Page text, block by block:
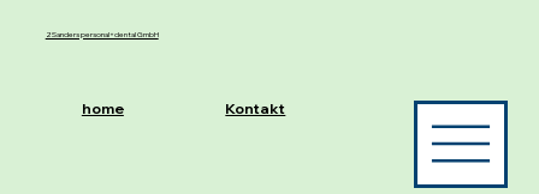
2Sanders personal+dental GmbH
Kontakt
home